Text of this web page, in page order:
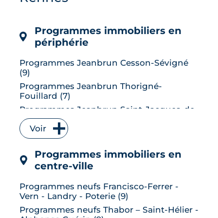
LIRE L'ARTICLE
Programmes immobiliers en
périphérie
Programmes Jeanbrun Cesson-Sévigné
(9)
Programmes Jeanbrun Thorigné-
Fouillard (7)
Programmes Jeanbrun Saint-Jacques-de-
la-Lande (6)
Programmes Jeanbrun Vitré (6)
Programmes Jeanbrun L' Hermitage (5)
Programmes Jeanbrun Chantepie (4)
Programmes Jeanbrun Vezin-le-Coquet
(4)
Voir
Programmes immobiliers en
centre-ville
Programmes neufs Francisco-Ferrer -
Vern - Landry - Poterie (9)
Programmes neufs Thabor – Saint-Hélier -